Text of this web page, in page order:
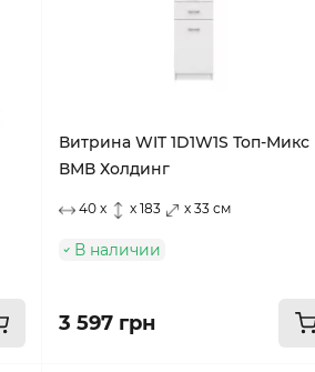
Витрина WIT 1D1W1S Топ-Микс
ВМВ Холдинг
40 x x 183 x 33 см
В наличии
3 597 грн